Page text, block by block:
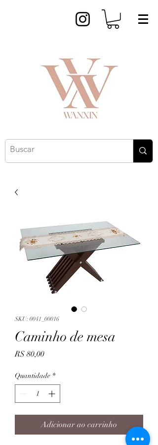
SKU: 0041_00016
Caminho de mesa
R$ 80,00Preço
Quantidade *
Adicionar ao carrinho